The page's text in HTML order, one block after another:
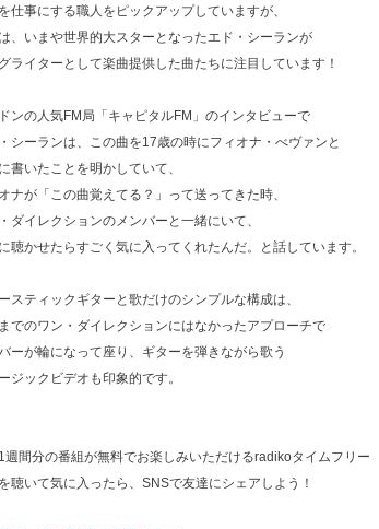
仕事にする職人をピックアップしていますが、
、いまや世界的大スターとなったエド・シーランが
ライターとして楽曲提供した曲たちに注目しています！
ンの人気FM局「キャピタルFM」のインタビューで
シーランは、この曲を17歳の時にフィオナ・べヴァンと
書いたことを明かしていて、
ナが「この曲覚えてる？」って送ってきた時、
ダイレクションのメンバーと一緒にいて、
聴かせたらすごく気に入ってくれたんだ。と話しています。
スティックギターと歌だけのシンプルな構成は、
でのワン・ダイレクションにはなかったアプローチで
ーが輪になって座り、ギターを弾きながら歌う
ジックビデオも印象的です。
週間分の番組が無料でお楽しみいただけるradikoタイムフリー
聴いて気に入ったら、SNSで友達にシェアしよう！